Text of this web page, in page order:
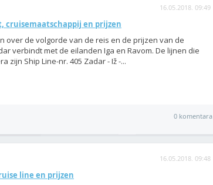
16.05.2018. 09:49
cruisemaatschappij en prijzen
over de volgorde van de reis en de prijzen van de
verbindt met de eilanden Iga en Ravom. De lijnen die
zijn Ship Line-nr. 405 Zadar - Iž -...
0 komentara
16.05.2018. 09:48
line en prijzen